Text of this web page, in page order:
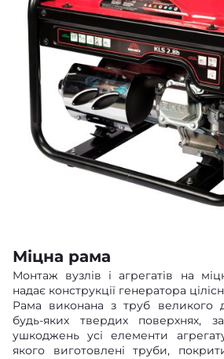
Міцна рама
Монтаж вузлів і агрегатів на
надає конструкції генератора
Рама виконана з труб великого
будь-яких твердих поверхнях,
ушкоджень усі елементи
якого виготовлені труби,